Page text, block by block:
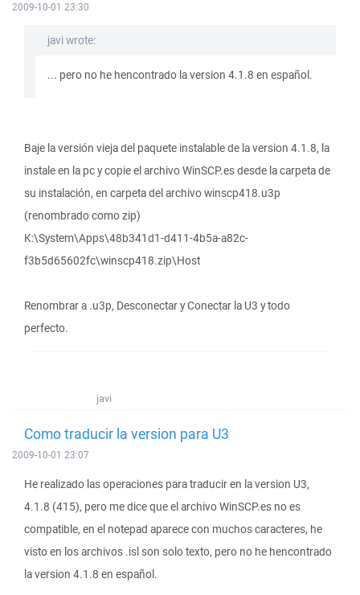
2009-10-01 23:30
javi wrote:
... pero no he hencontrado la version 4.1.8 en español.
Baje la versión vieja del paquete instalable de la version 4.1.8, la
instale en la pc y copie el archivo WinSCP.es desde la carpeta de
su instalación, en carpeta del archivo winscp418.u3p
(renombrado como zip)
K:\System\Apps\48b341d1-d411-4b5a-a82c-
f3b5d65602fc\winscp418.zip\Host
Renombrar a .u3p, Desconectar y Conectar la U3 y todo
perfecto.
javi
Como traducir la version para U3
2009-10-01 23:07
He realizado las operaciones para traducir en la version U3,
4.1.8 (415), pero me dice que el archivo WinSCP.es no es
compatible, en el notepad aparece con muchos caracteres, he
visto en los archivos .isl son solo texto, pero no he hencontrado
la version 4.1.8 en español.